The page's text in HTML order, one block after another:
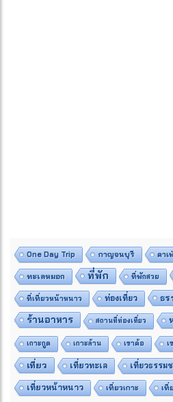
One Day Trip กาญจนบุรี คาเ
ทะเลหมอก ที่พัก ที่พักสวย
ที่เที่ยวหน้าหนาว ท่องเที่ยว ธร
ร้านอาหาร สถานที่ท่องเที่ยว
เกาะกูด เกาะล้าน เขาค้อ เ
เที่ยว เที่ยวทะเล เที่ยวธรรม
เที่ยวหน้าหนาว เที่ยวเกาะ เที่